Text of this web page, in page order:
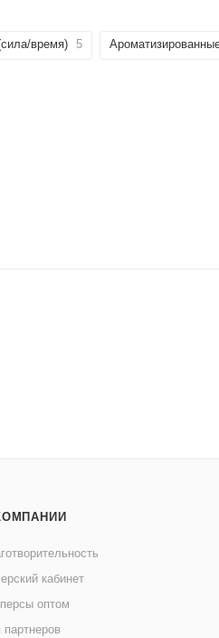
время) 5
кабинет
оптом